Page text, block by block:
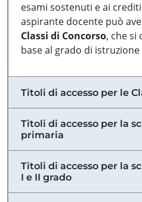
esami sostenuti e ai
aspirante docente può
Classi di Concorso, che si
base al grado di
Titoli di accesso per le
Titoli di accesso per la
primaria
Titoli di accesso per la
I e II grado